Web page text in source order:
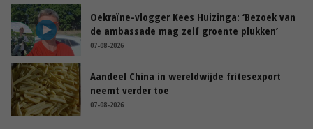
Oekraïne-vlogger Kees Huizinga: ‘Bezoek van
de ambassade mag zelf groente plukken’
07-08-2026
Aandeel China in wereldwijde fritesexport
neemt verder toe
07-08-2026